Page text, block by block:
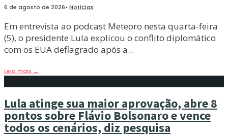
6 de agosto de 2026• Notícias
Em entrevista ao podcast Meteoro nesta quarta-feira
(5), o presidente Lula explicou o conflito diplomático
com os EUA deflagrado após a...
Leia mais →
Lula atinge sua maior aprovação, abre 8
pontos sobre Flávio Bolsonaro e vence
todos os cenários, diz pesquisa